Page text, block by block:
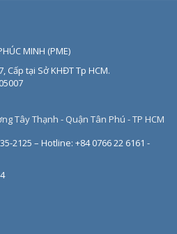
MINH (PME)
Cấp tại Sở KHĐT Tp HCM.
Tây Thạnh - Quận Tân Phú - TP HCM
2125 – Hotline: +84 0766 22 6161 -